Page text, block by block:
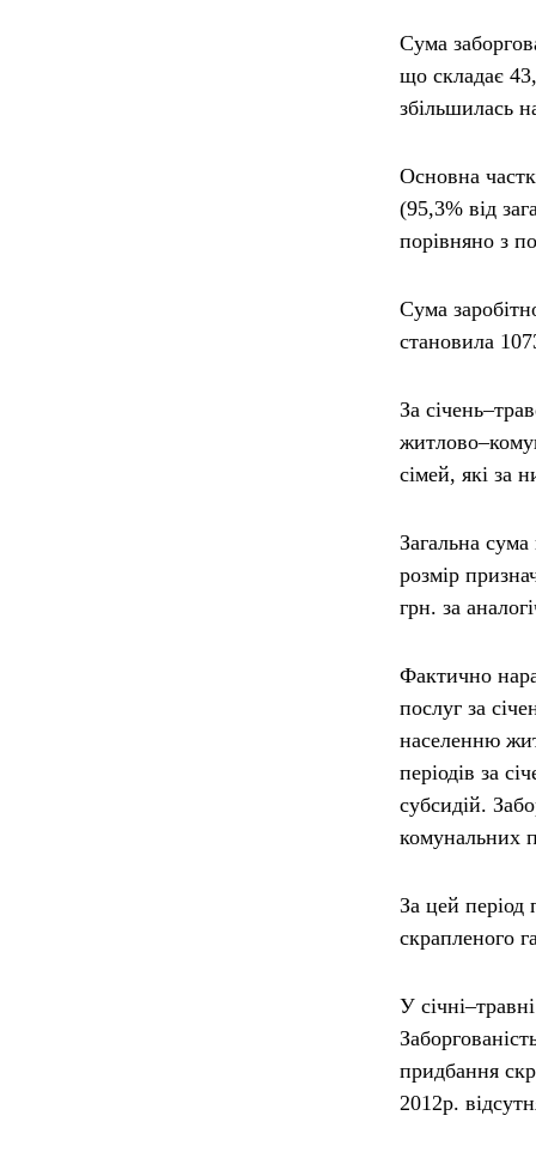
Сума
що складає
збільшилась
Основна
(95,3% від
порівняно з
Сума
становила
За
житлово–
сімей, які за
Загальна
розмір
грн. за
Фактично
послуг за
населенню
періодів за
субсидій.
комунальних
За цей період
скрапленого
У
придбання
2012р.